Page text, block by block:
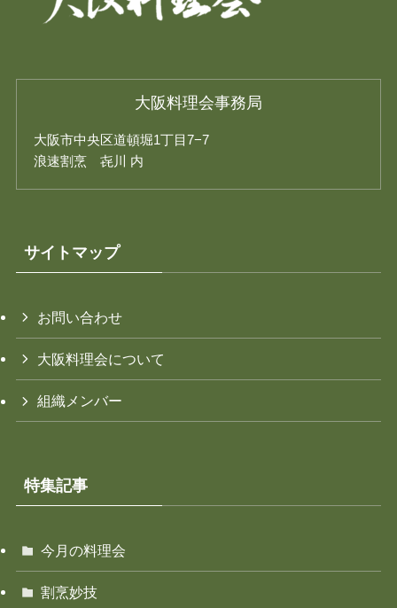
大阪料理会事務局
大阪市中央区道頓堀1丁目7−7
浪速割烹 㐂川 内
サイトマップ
お問い合わせ
大阪料理会について
組織メンバー
特集記事
今月の料理会
割烹妙技